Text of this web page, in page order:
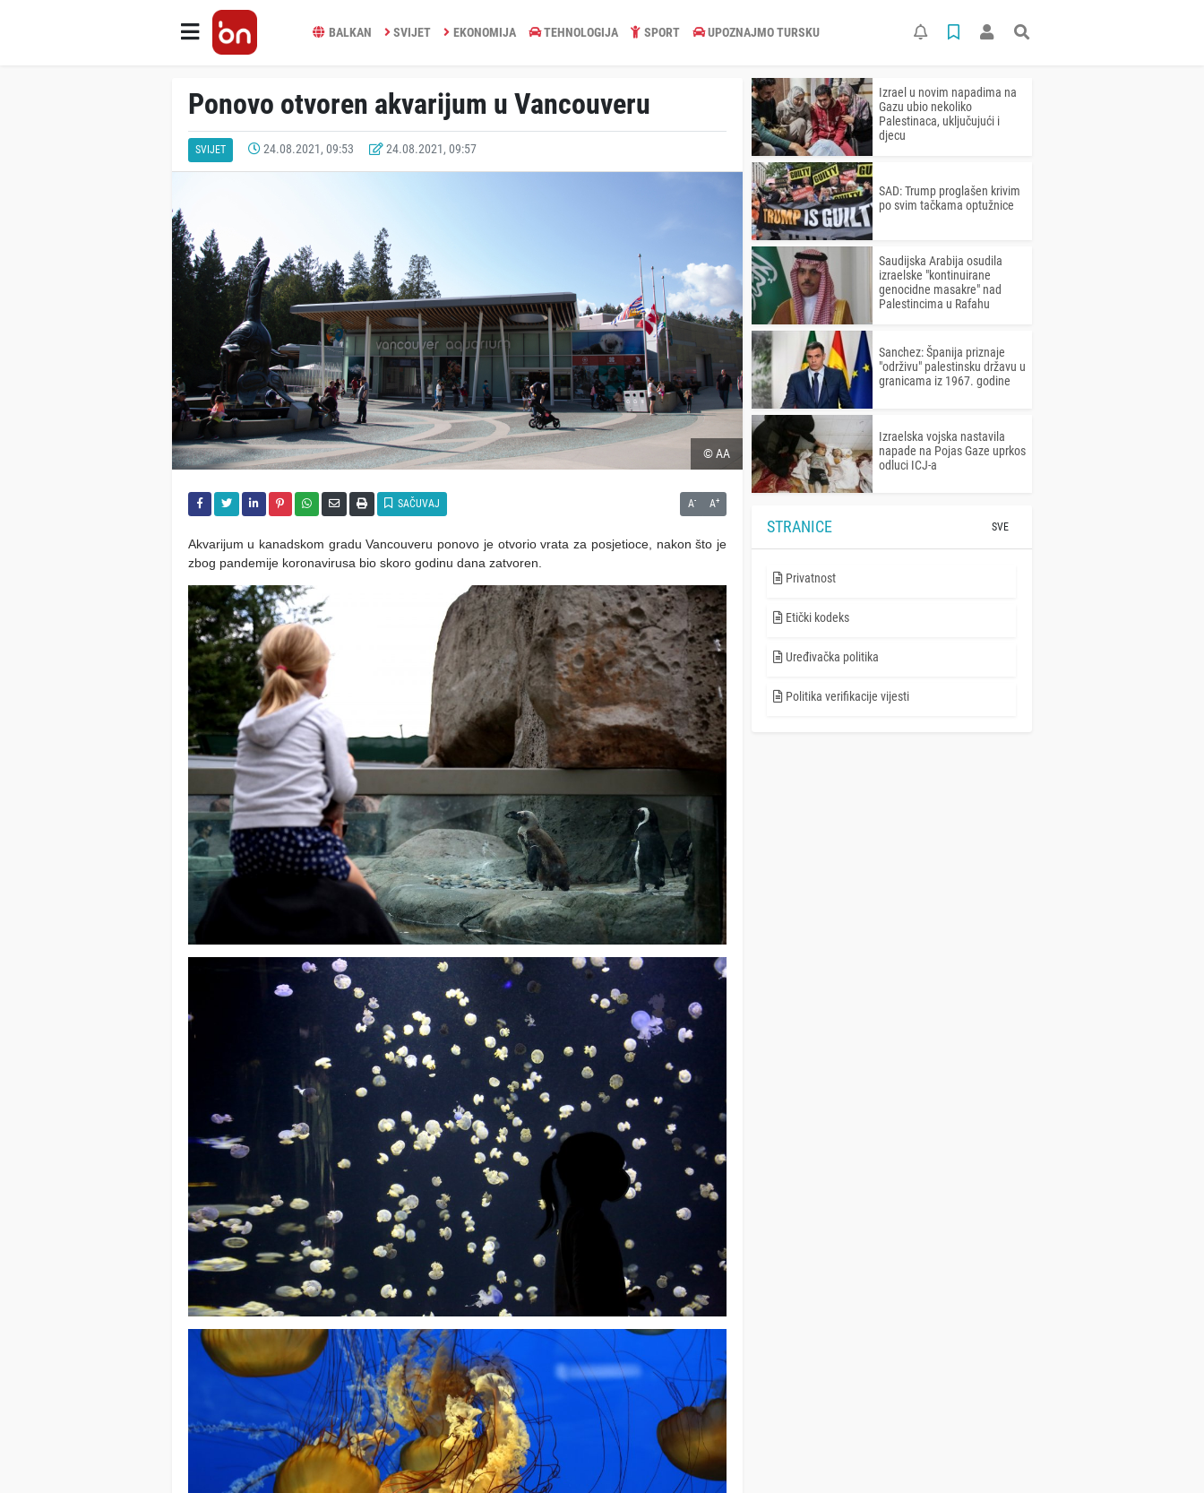
BALKAN SVIJET EKONOMIJA TEHNOLOGIJA SPORT UPOZNAJMO TURSKU
Ponovo otvoren akvarijum u Vancouveru
SVIJET 24.08.2021, 09:53 24.08.2021, 09:57
© AA
SAČUVAJ A- A+
Akvarijum u kanadskom gradu Vancouveru ponovo je otvorio vrata za posjetioce, nakon što je
zbog pandemije koronavirusa bio skoro godinu dana zatvoren.
Izrael u novim napadima na
Gazu ubio nekoliko
Palestinaca, uključujući i
djecu
SAD: Trump proglašen krivim
po svim tačkama optužnice
Saudijska Arabija osudila
izraelske "kontinuirane
genocidne masakre" nad
Palestincima u Rafahu
Sanchez: Španija priznaje
"održivu" palestinsku državu u
granicama iz 1967. godine
Izraelska vojska nastavila
napade na Pojas Gaze uprkos
odluci ICJ-a
STRANICE SVE
Privatnost
Etički kodeks
Uređivačka politika
Politika verifikacije vijesti